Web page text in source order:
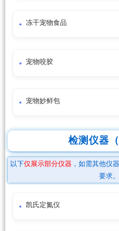
冻干宠物食品
宠物咬胶
宠物妙鲜包
检测仪器（
以下仅展示部分仪器 ，如需其他仪
要求。
凯氏定氮仪